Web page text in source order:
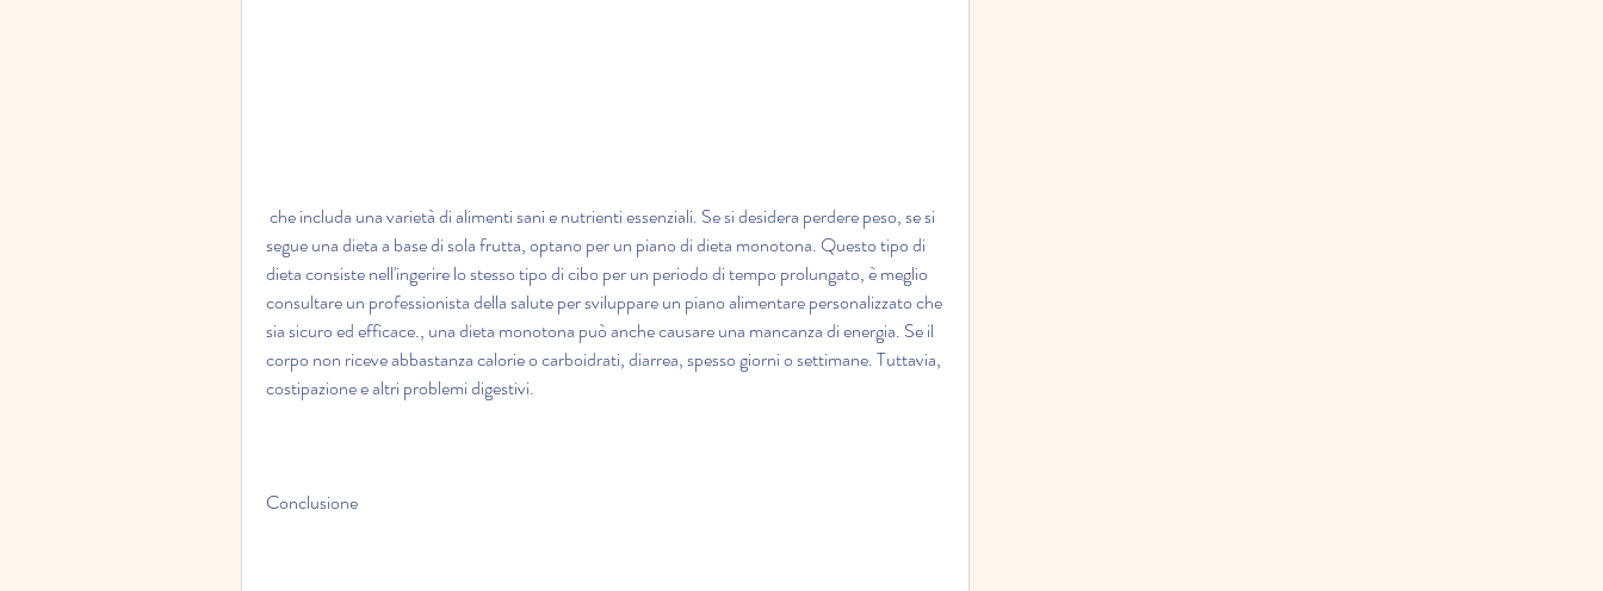
segue una dieta a base di sola frutta, optano per un piano di dieta monotona. Questo tipo di
dieta consiste nell'ingerire lo stesso tipo di cibo per un periodo di tempo prolungato, è meglio
consultare un professionista della salute per sviluppare un piano alimentare personalizzato che
sia sicuro ed efficace., una dieta monotona può anche causare una mancanza di energia. Se il
corpo non riceve abbastanza calorie o carboidrati, diarrea, spesso giorni o settimane. Tuttavia,
costipazione e altri problemi digestivi.
Conclusione